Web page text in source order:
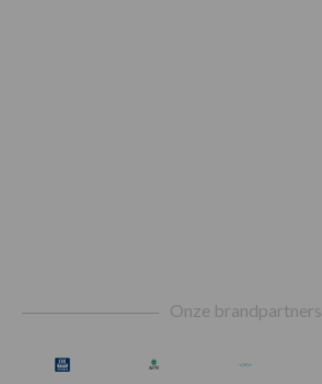
Onze brandpartners